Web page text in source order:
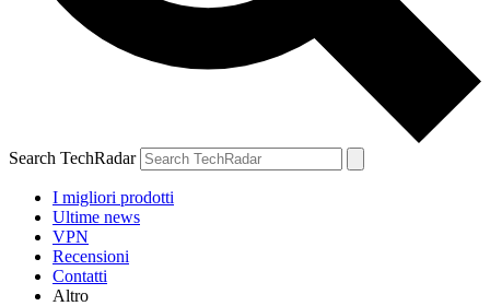
Search TechRadar
I migliori prodotti
Ultime news
VPN
Recensioni
Contatti
Altro